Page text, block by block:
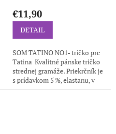
€11,90
DETAIL
SOM TATINO NO1- tričko pre
Tatina Kvalitné pánske tričko
strednej gramáže. Priekrčník je
s prídavkom 5 %, elastanu, v
ramenách je všitá spevňujúca